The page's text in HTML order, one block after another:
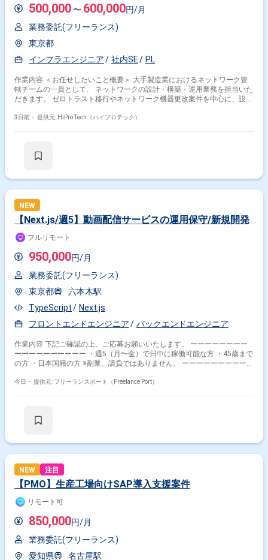
500,000 〜 600,000円/月
業務委託(フリーランス)
東京都
インフラエンジニア
社内SE PL
作業内容 ＜お任せしたいこと概要＞ 大手製造業におけるネットワーク管
轄チームの一員として、 ネットワークの設計・構築・運用業務を担当いた
だきます。 ゼロトラスト移行やネットワーク機器更改案件を中心に、設計
頼業務詳細＞ L3スイッチ老朽化更新対応 MACアドレス認証サーバ更新対
各種問い合わせ対応 計画停電に伴う保守対応 NW/SV機器のパッチ適用・
しています。 ＜組織構成＞ 同社NW管轄チーム：PL1名 メンバー複数名
SI企業チーム：PM1～2名 メンバー複数名 同社が連携しているSI企業に
て、大手製造業をクライアントとしたプロジェクトが進んでいる。 2030
年度までに予定されているゼロトラスト化や各種ネットワーク機器のリプ
レース案件が複数進行しており、 設計構築と運用保守の双方を担えるネッ
トワークエンジニアが不足している。 そのため、Cisco環境に精通し、自
走してプロジェクト推進が可能な即戦力人材を募集している。
3日前・ 提供元: HiPro Tech（ハイプロテック）
NEW
【Next.js/週5】動画配信サービスの運用保守/新規開発
フルリモート
950,000円/月
業務委託(フリーランス)
東京都
六本木駅
TypeScript
Next.js
フロントエンドエンジニア
バックエンドエンジニア
作業内容 下記ご確認の上、ご応募お願いいたします。 ーーーーーーーー
ーーーーーーーーーー ・週5（月〜金）で日中に稼働可能な方 ・45歳まで
の方 ・日本国籍の方 ※副業、請負ではありません。 ーーーーーーーーーー
能開発 ・機能を追加したり、性能を向上させたり、手を加えて、今より良
v15（AppRouter） ・TypeScript ・Tailwind CSS ・GraphQL ・Zustand ・
る強い思いが求められる ・外部ステークホルダー（デザイナー、企画開発
チーム等）との密な連携が必須 ■商流：エンド→弊社 ■契約形態：準委任
契約 ■面談回数：2回 ■基本精算幅：140-180h ■支払いサイト：月末締め
翌月末日払い（30日サイト） ■更新期間：3ヶ月更新予定 ■最低稼働日
数：週5日 ■最寄駅：六本木 ■リモート状況：フルリモート（地方可能）
今日・ 提供元: フリーランスポート（Freelance Port）
NEW 注目
【PMO】生産工場向けSAP導入支援案件
リモート可
850,000円/月
業務委託(フリーランス)
愛知県
名古屋駅